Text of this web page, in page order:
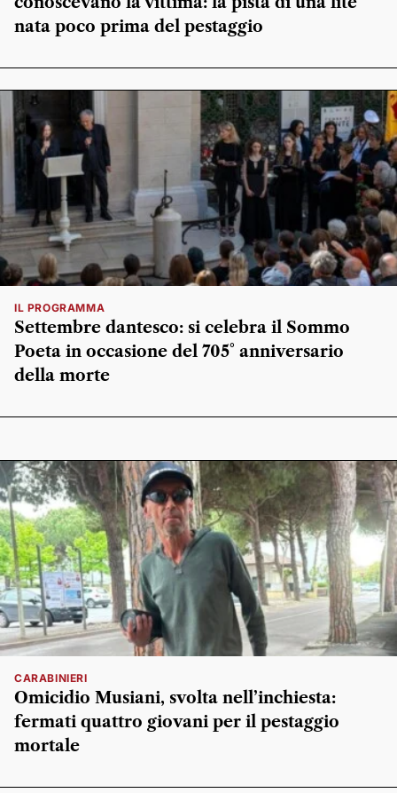
nata poco prima del pestaggio
IL PROGRAMMA
Settembre dantesco: si celebra il Sommo
Poeta in occasione del 705° anniversario
della morte
CARABINIERI
Omicidio Musiani, svolta nell’inchiesta:
fermati quattro giovani per il pestaggio
mortale